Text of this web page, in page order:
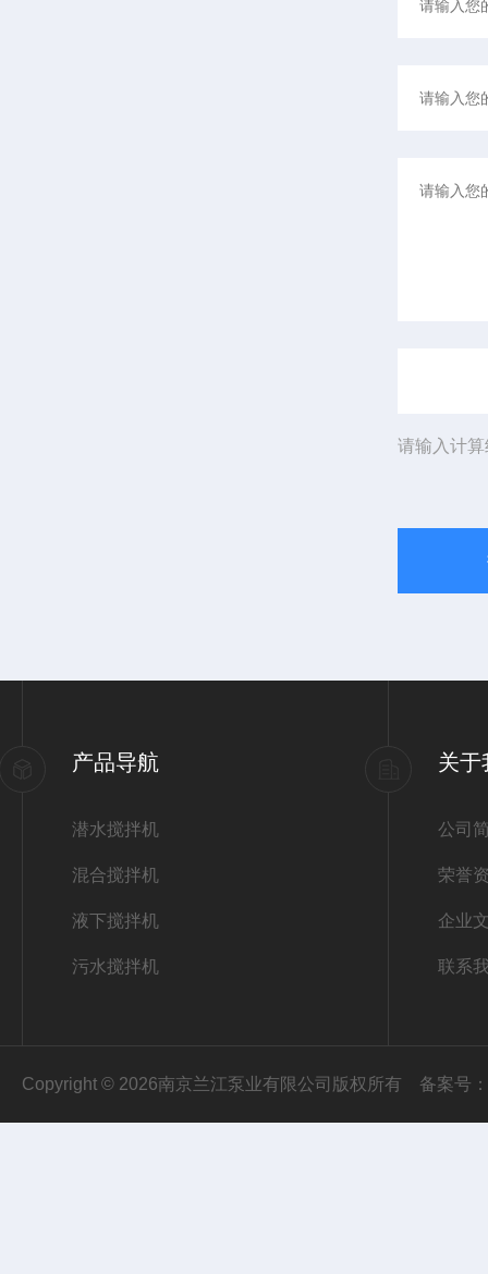
请输入计
产品导航
潜水搅拌机
混合搅拌机
液下搅拌机
污水搅拌机
关于
公司
荣誉
企业
联系
Copyright © 2026南京兰江泵业有限公司版权所有 备案号